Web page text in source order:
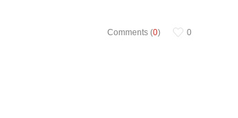
Comments (0) 0